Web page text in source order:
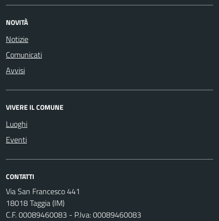
NOVITÀ
Notizie
Comunicati
Avvisi
VIVERE IL COMUNE
Luoghi
Eventi
CONTATTI
Via San Francesco 441
18018 Taggia (IM)
C.F. 00089460083 - P.Iva: 00089460083